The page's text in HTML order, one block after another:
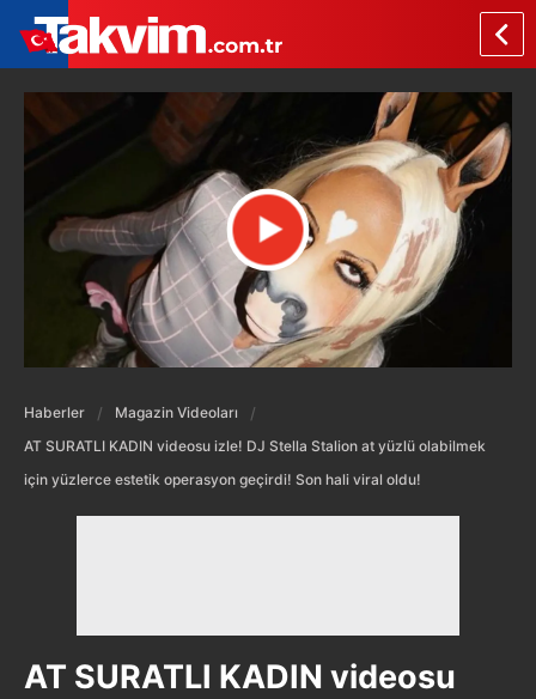
Haberler
Magazin Videoları
AT SURATLI KADIN videosu izle! DJ Stella Stalion at yüzlü olabilmek
için yüzlerce estetik operasyon geçirdi! Son hali viral oldu!
AT SURATLI KADIN videosu